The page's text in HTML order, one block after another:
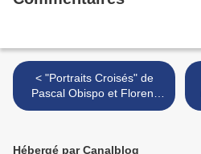
< "Portraits Croisés" de
Pascal Obispo et Florent
Pagny sur RTL
Hébergé par Canalblog